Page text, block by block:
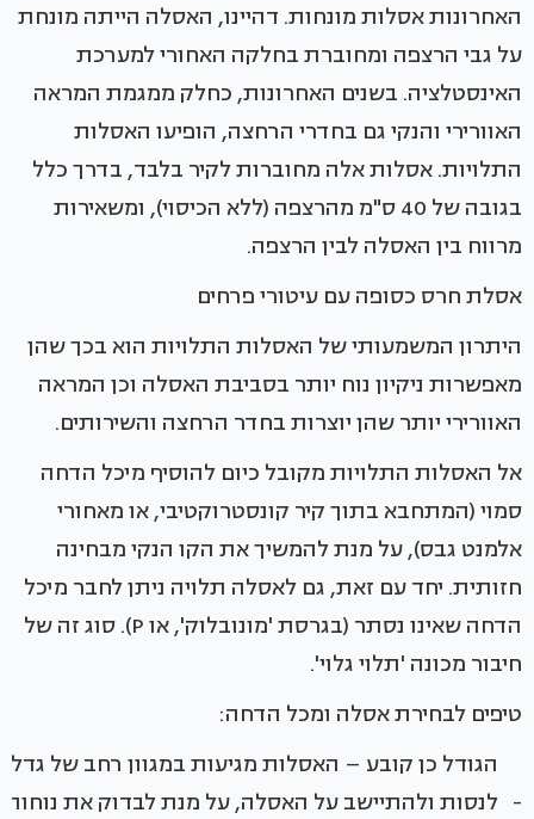
האחרונות אסלות מונחות. דהיינו, האסלה הייתה מונחת
על גבי הרצפה ומחוברת בחלקה האחורי למערכת
האינסטלציה. בשנים האחרונות, כחלק ממגמת המראה
האוורירי והנקי גם בחדרי הרחצה, הופיעו האסלות
התלויות. אסלות אלה מחוברות לקיר בלבד, בדרך כלל
בגובה של 40 ס"מ מהרצפה (ללא הכיסוי), ומשאירות
מרווח בין האסלה לבין הרצפה.
אסלת חרס כסופה עם עיטורי פרחים
היתרון המשמעותי של האסלות התלויות הוא בכך שהן
מאפשרות ניקיון נוח יותר בסביבת האסלה וכן המראה
האוורירי יותר שהן יוצרות בחדר הרחצה והשירותים.
אל האסלות התלויות מקובל כיום להוסיף מיכל הדחה
סמוי (המתחבא בתוך קיר קונסטרוקטיבי, או מאחורי
אלמנט גבס), על מנת להמשיך את הקו הנקי מבחינה
חזותית. יחד עם זאת, גם לאסלה תלויה ניתן לחבר מיכל
הדחה שאינו נסתר (בגרסת 'מונובלוק', או P). סוג זה של
חיבור מכונה 'תלוי גלוי'.
טיפים לבחירת אסלה ומכל הדחה:
-
הגודל כן קובע – האסלות מגיעות במגוון רחב של
לנסות ולהתיישב על האסלה, על מנת לבדוק את